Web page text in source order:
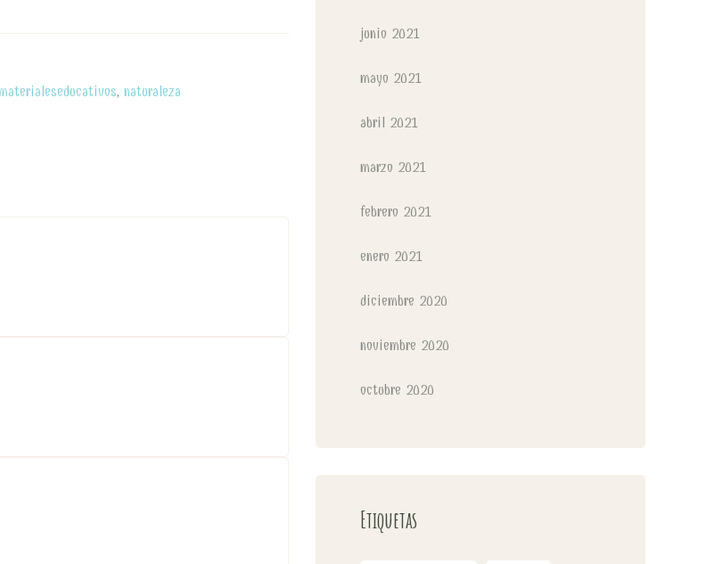
, naturaleza
junio 2021
mayo 2021
abril 2021
marzo 2021
febrero 2021
enero 2021
diciembre 2020
noviembre 2020
octubre 2020
Etiquetas